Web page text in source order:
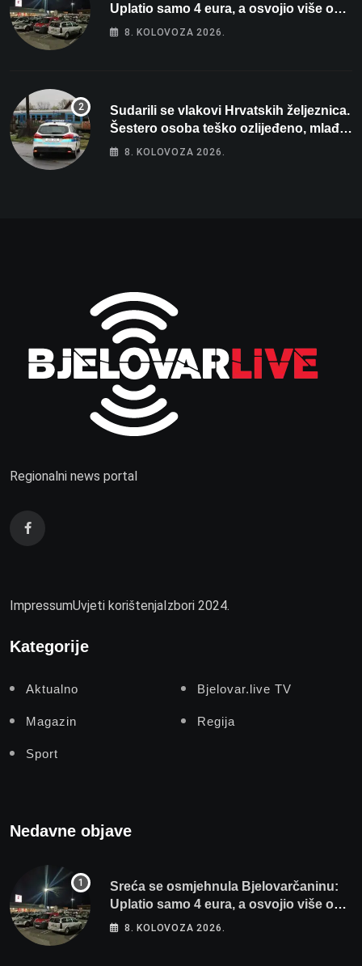
Uplatio samo 4 eura, a osvojio više od
80 tisuća eura
8. KOLOVOZA 2026.
Sudarili se vlakovi Hrvatskih željeznica.
Šestero osoba teško ozlijeđeno, mlađa
žena na intenzivnoj
8. KOLOVOZA 2026.
Regionalni news portal
ImpressumUvjeti korištenjaIzbori 2024.
Kategorije
Aktualno Bjelovar.live TV
Magazin Regija
Sport
Nedavne objave
Sreća se osmjehnula Bjelovarčaninu:
Uplatio samo 4 eura, a osvojio više od
80 tisuća eura
8. KOLOVOZA 2026.